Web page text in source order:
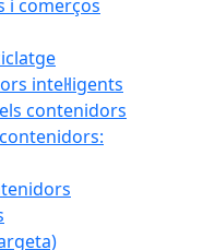
i comerços
intel·ligents
contenidors